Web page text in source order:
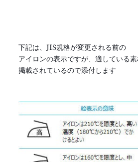
下記は、JIS規格が変更される前の
アイロンの表示ですが、適している
掲載されているので添付します